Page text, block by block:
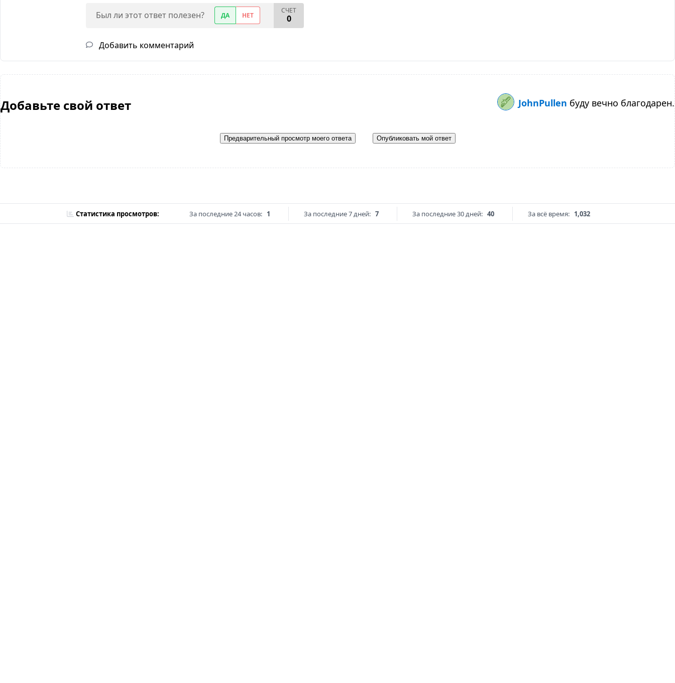
Был ли этот ответ полезен? ДА НЕТ
СЧЕТ
0
Добавить комментарий
Добавьте свой ответ JohnPullen буду вечно благодарен.
Предварительный просмотр моего ответа Опубликовать мой ответ
Статистика просмотров: За последние 24 часов: 1 За последние 7 дней: 7 За последние 30 дней: 40 За всё время: 1,032